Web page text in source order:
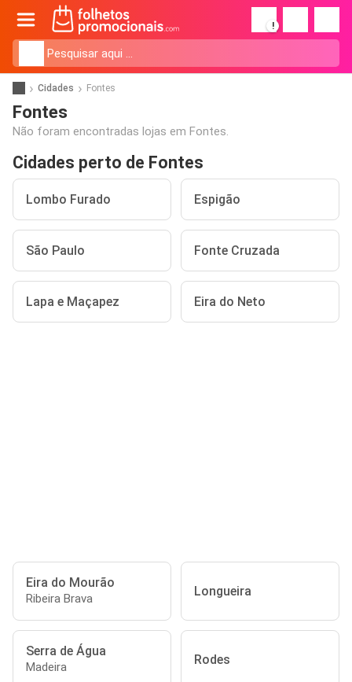
!
Cidades Fontes
Fontes
Não foram encontradas lojas em Fontes.
Cidades perto de Fontes
Lombo Furado Espigão
São Paulo Fonte Cruzada
Lapa e Maçapez Eira do Neto
Eira do Mourão
Ribeira Brava Longueira
Serra de Água
Madeira Rodes